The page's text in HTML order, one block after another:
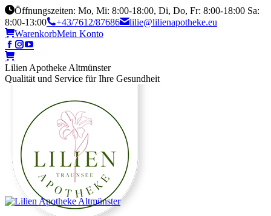
Öffnungszeiten: Mo, Mi: 8:00-18:00, Di, Do, Fr: 8:00-18:00 Sa:
8:00-13:00
+43/7612/87686
lilie@lilienapotheke.eu
WarenkorbMein Konto
Lilien Apotheke Altmünster
Qualität und Service für Ihre Gesundheit